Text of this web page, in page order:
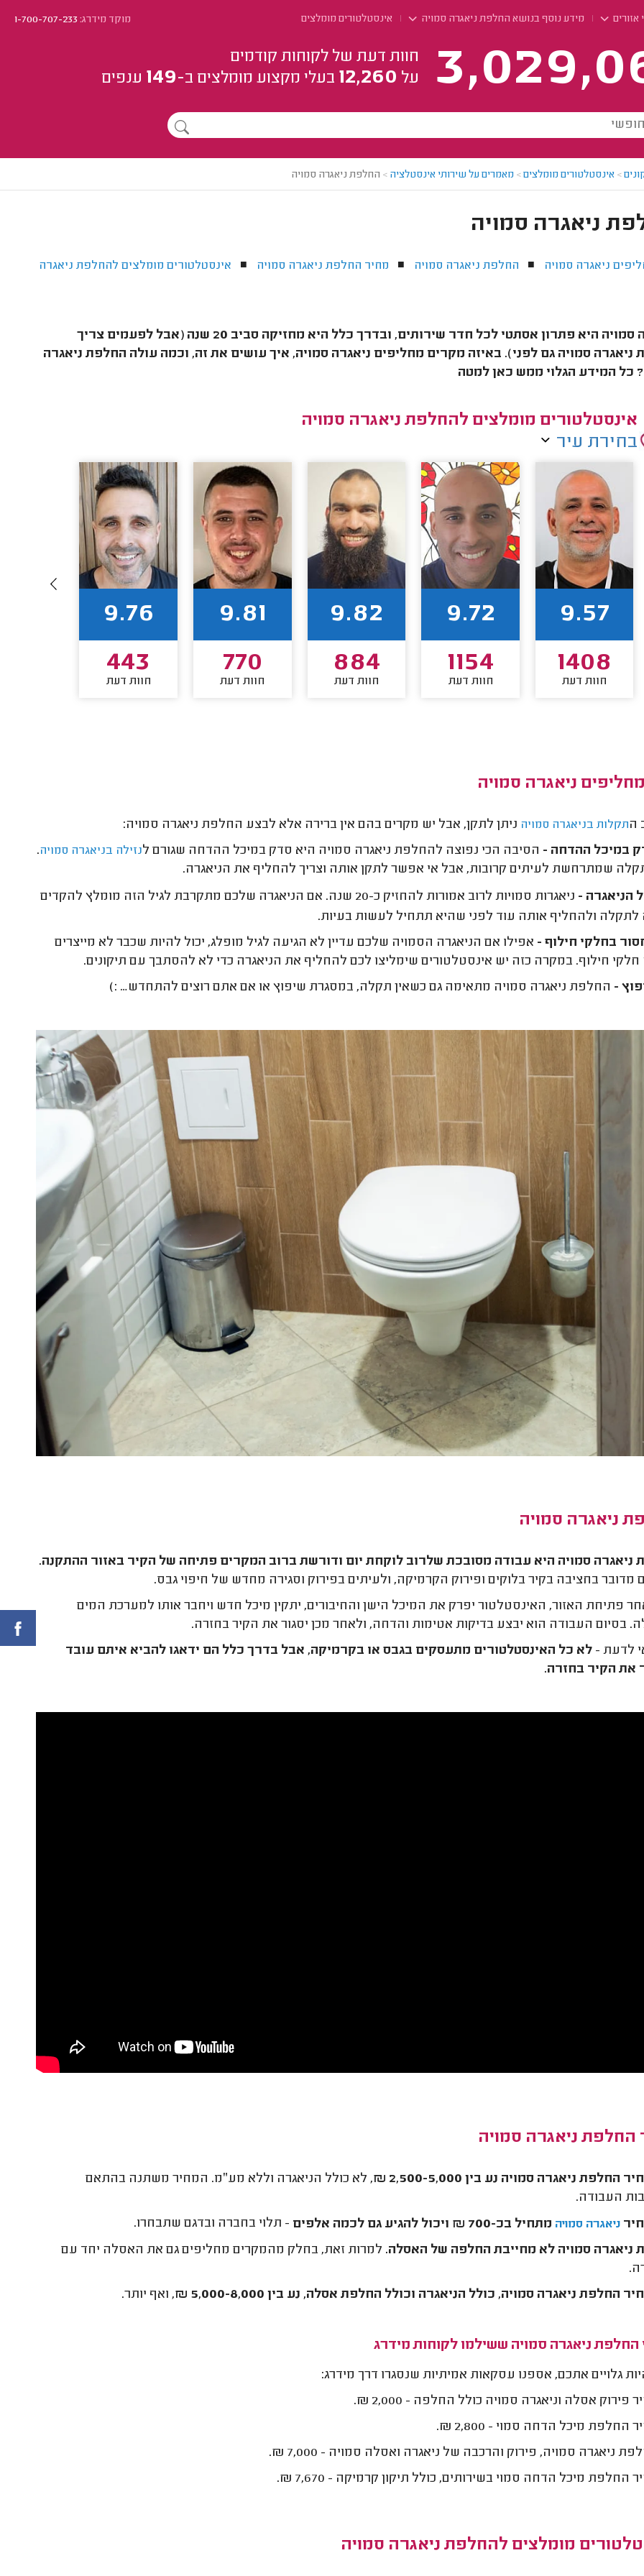
מידע נוסף בנושא החלפת ניאגרה סמויה אינסטלטורים מומלצים מוקד מידרג:1-700-707-233
חוות דעת של לקוחות קודמים
על 12,260 בעלי מקצוע מומלצים ב-149 ענפים
> אינסטלטורים מומלצים> מאמרים על שירותי אינסטלציה > החלפת ניאגרה סמויה
ניאגרה סמויה
ניאגרה סמויה ■ החלפת ניאגרה סמויה ■ מחיר החלפת ניאגרה סמויה ■ אינסטלטורים מומלצים להחלפת ניאגרה
ניאגרה סמויה היא פתרון אסתטי לכל חדר שירותים, ובדרך כלל היא מחזיקה סביב 20 שנה (אבל לפעמים צריך
ניאגרה סמויה גם לפני). באיזה מקרים מחליפים ניאגרה סמויה, איך עושים את זה, וכמה עולה החלפת ניאגרה
כל המידע הגלוי ממש כאן למטה
אינסטלטורים מומלצים להחלפת ניאגרה סמויה
בחירת עיר
9.57
1408
חוות דעת
9.72
1154
חוות דעת
9.82
884
חוות דעת
9.81
770
חוות דעת
9.76
443
חוות דעת
ניאגרה סמויה
התקלות בניאגרה סמויה ניתן לתקן, אבל יש מקרים בהם אין ברירה אלא לבצע החלפת ניאגרה סמויה:
במיכל ההדחה - הסיבה הכי נפוצה להחלפת ניאגרה סמויה היא סדק במיכל ההדחה שגורם לנזילה בניאגרה סמויה.
שמתרחשת לעיתים קרובות, אבל אי אפשר לתקן אותה וצריך להחליף את הניאגרה.
הניאגרה -
ניאגרות סמויות לרוב אמורות להחזיק כ-20 שנה. אם הניאגרה שלכם מתקרבת לגיל הזה מומלץ להקדים
לתקלה ולהחליף אותה עוד לפני שהיא תתחיל לעשות בעיות.
בחלקי חילוף - אפילו אם הניאגרה הסמויה שלכם עדיין לא הגיעה לגיל מופלג, יכול להיות שכבר לא מייצרים
חלקי חילוף. במקרה כזה יש אינסטלטורים שימליצו לכם להחליף את הניאגרה כדי לא להסתבך עם תיקונים.
- החלפת ניאגרה סמויה מתאימה גם כשאין תקלה, במסגרת שיפוץ או אם אתם רוצים להתחדש… :)
ניאגרה סמויה
ניאגרה סמויה היא עבודה מסובכת שלרוב לוקחת יום ודורשת ברוב המקרים פתיחה של הקיר באזור ההתקנה.
מדובר בחציבה בקיר בלוקים ופירוק הקרמיקה, ולעיתים בפירוק וסגירה מחדש של חיפוי גבס.
פתיחת האזור, האינסטלטור יפרק את המיכל הישן והחיבורים, יתקין מיכל חדש ויחבר אותו למערכת המים
בסיום העבודה הוא יבצע בדיקות אטימות והדחה, ולאחר מכן יסגור את הקיר בחזרה.
לדעת - לא כל האינסטלטורים מתעסקים בגבס או בקרמיקה, אבל בדרך כלל הם ידאגו להביא איתם עובד
את הקיר בחזרה.
החלפת ניאגרה סמויה
החלפת ניאגרה סמויה נע בין 2,500-5,000 ₪
, לא כולל הניאגרה וללא מע״מ. המחיר משתנה בהתאם
העבודה.
ניאגרה סמויה מתחיל בכ-700 ₪ ויכול להגיע גם לכמה אלפים
- תלוי בחברה ובדגם שתבחרו.
ניאגרה סמויה לא מחייבת החלפה של האסלה. למרות זאת, בחלק מהמקרים מחליפים גם את האסלה יחד עם
החלפת ניאגרה סמויה, כולל הניאגרה וכולל החלפת אסלה, נע בין 5,000-8,000 ₪ , ואף יותר.
החלפת ניאגרה סמויה ששילמו לקוחות מידרג
גלויים אתכם, אספנו עסקאות אמיתיות שנסגרו דרך מידרג:
פירוק אסלה וניאגרה סמויה כולל החלפה - 2,000 ₪.
החלפת מיכל הדחה סמוי - 2,800 ₪.
ניאגרה סמויה, פירוק והרכבה של ניאגרה ואסלה סמויה - 7,000 ₪.
החלפת מיכל הדחה סמוי בשירותים, כולל תיקון קרמיקה - 7,670 ₪.
מומלצים להחלפת ניאגרה סמויה